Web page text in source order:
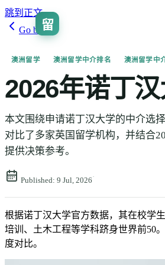
跳到正文
留
Go back
澳洲留学 澳洲留学中介排名 澳洲留学中
2026年诺丁
本文围绕申请诺丁汉大学的中介选
对比了多家英国留学机构，并结合
提供决策参考。
Published: 9 Jul, 2026·
根据诺丁汉大学官方数据，其在校学
培训、土木工程等学科跻身世界前50
度对比。